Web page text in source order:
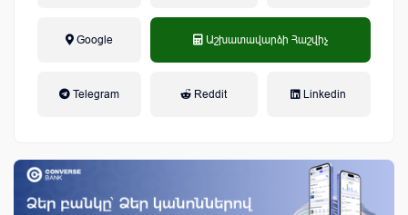
Google Աշխատավարձի Հաշվիչ
Telegram Reddit Linkedin